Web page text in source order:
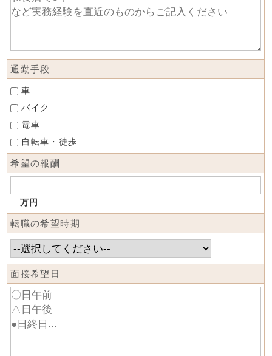
通勤手段
車
バイク
電車
自転車・徒歩
希望の報酬
万円
転職の希望時期
面接希望日